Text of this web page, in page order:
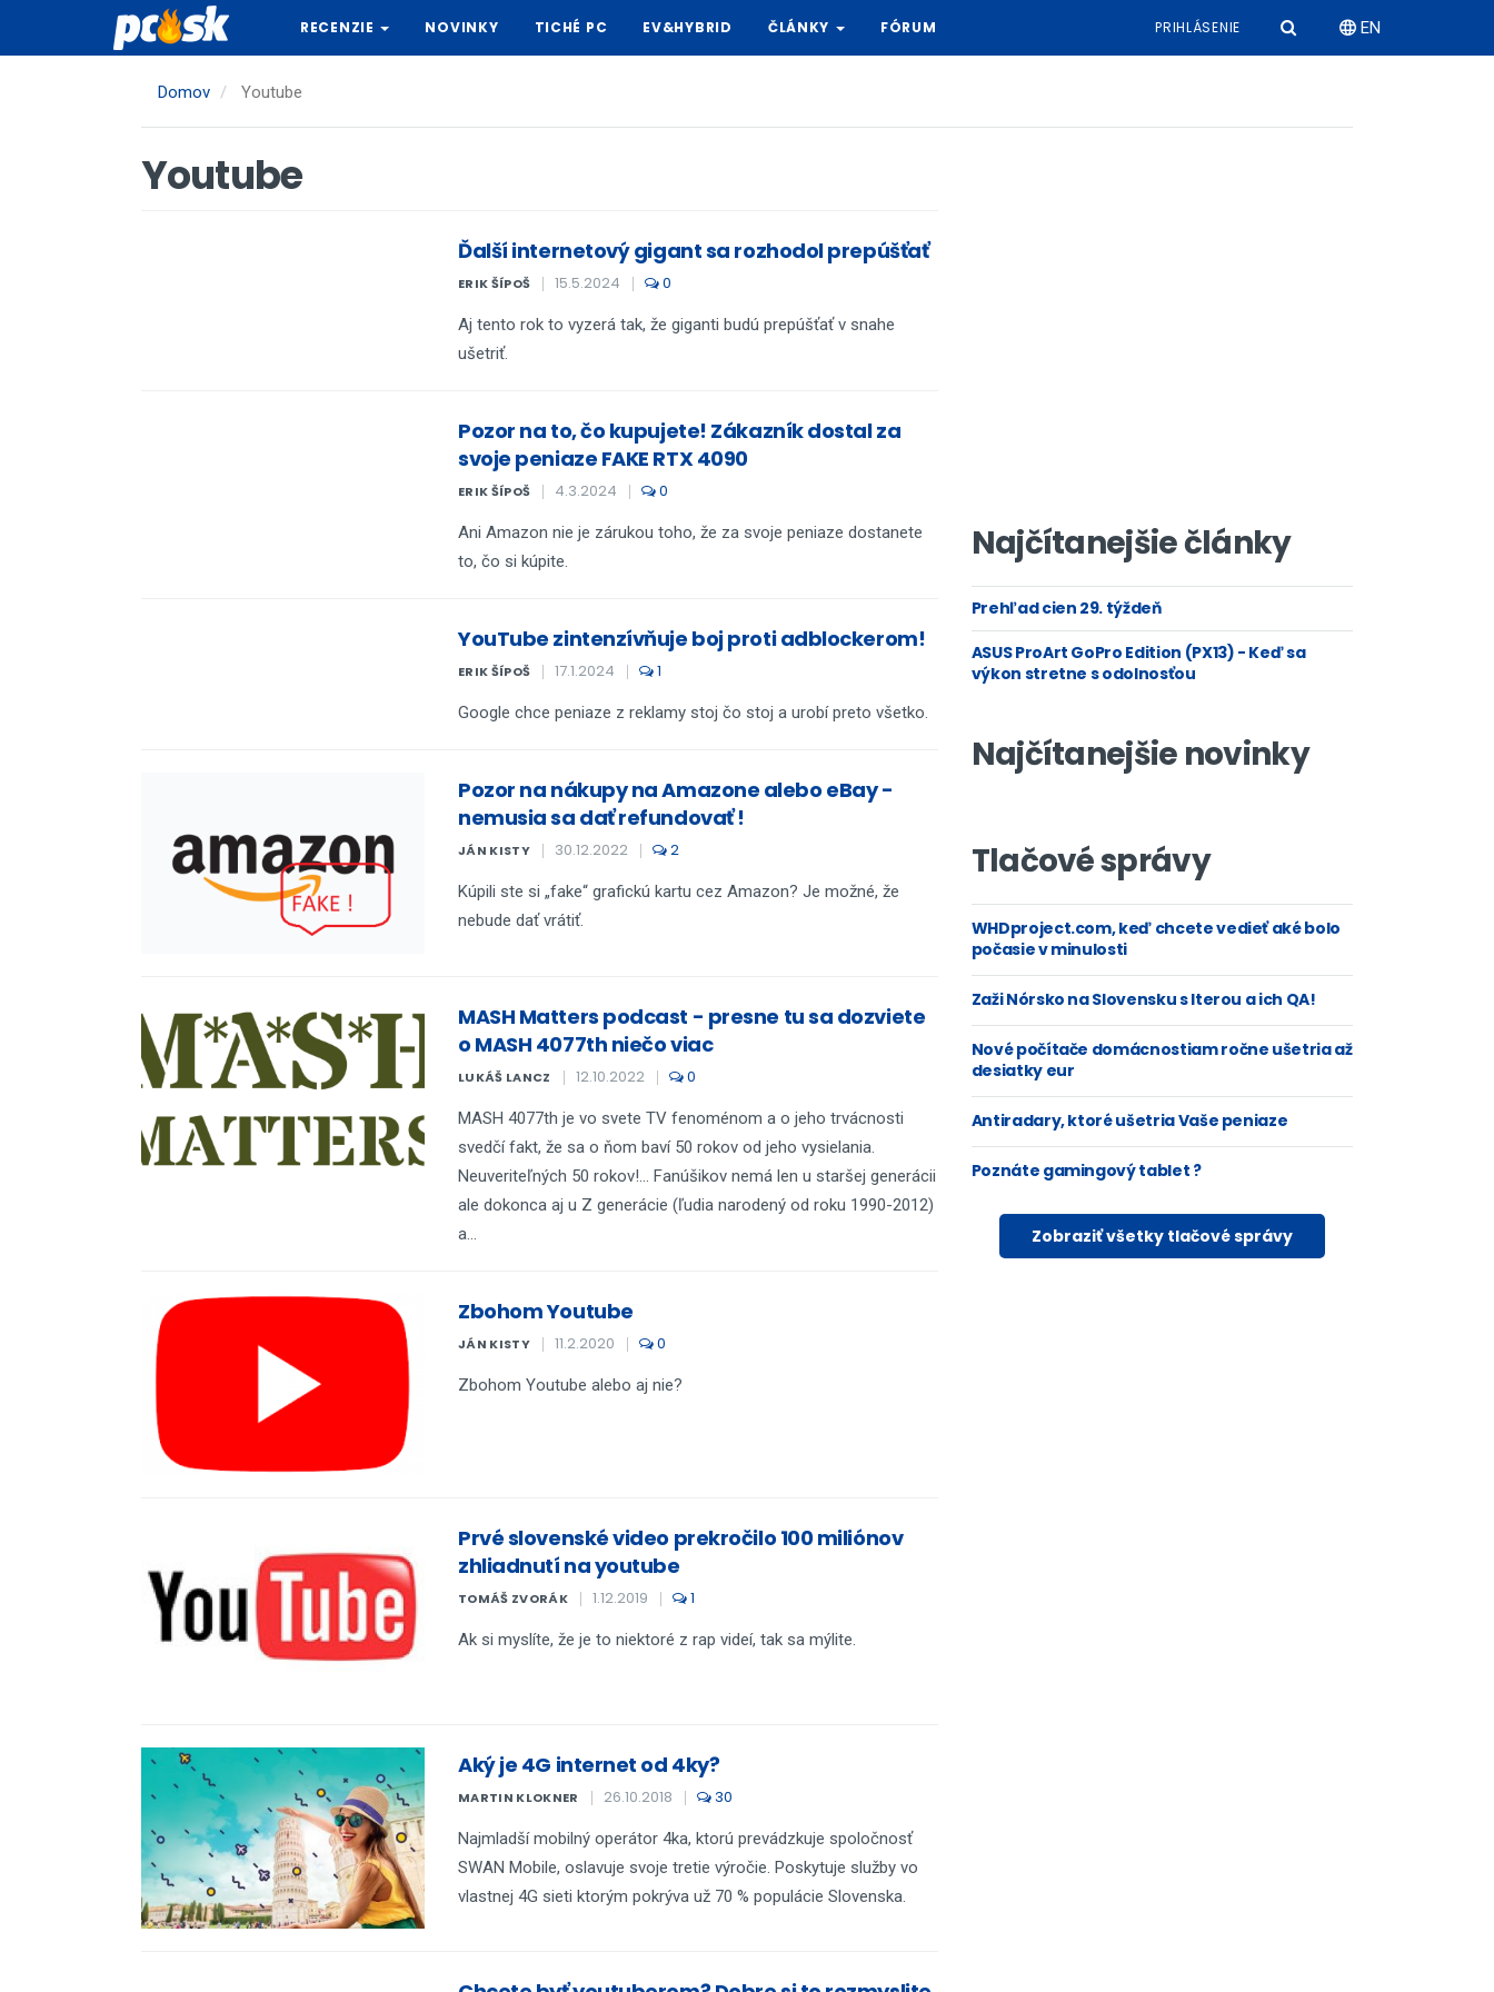
hlavný
RECENZIE NOVINKY TICHÉ PC EV&HYBRID ČLÁNKY FÓRUM PRIHLÁSENIE EN
Domov Youtube
Youtube
Ďalší internetový gigant sa rozhodol prepúšťať
ERIK ŠÍPOŠ 15.5.2024 0
Aj tento rok to vyzerá tak, že giganti budú prepúšťať v snahe
ušetriť.
Pozor na to, čo kupujete! Zákazník dostal za
svoje peniaze FAKE RTX 4090
ERIK ŠÍPOŠ 4.3.2024 0
Ani Amazon nie je zárukou toho, že za svoje peniaze dostanete
to, čo si kúpite.
YouTube zintenzívňuje boj proti adblockerom!
ERIK ŠÍPOŠ 17.1.2024 1
Google chce peniaze z reklamy stoj čo stoj a urobí preto všetko.
Pozor na nákupy na Amazone alebo eBay -
nemusia sa dať refundovať !
JÁN KISTY 30.12.2022 2
Kúpili ste si „fake“ grafickú kartu cez Amazon? Je možné, že
nebude dať vrátiť.
MASH Matters podcast - presne tu sa dozviete
o MASH 4077th niečo viac
LUKÁŠ LANCZ 12.10.2022 0
MASH 4077th je vo svete TV fenoménom a o jeho trvácnosti
svedčí fakt, že sa o ňom baví 50 rokov od jeho vysielania.
Neuveriteľných 50 rokov!... Fanúšikov nemá len u staršej generácii
ale dokonca aj u Z generácie (ľudia narodený od roku 1990-2012)
a...
Zbohom Youtube
JÁN KISTY 11.2.2020 0
Zbohom Youtube alebo aj nie?
Prvé slovenské video prekročilo 100 miliónov
zhliadnutí na youtube
TOMÁŠ ZVORÁK 1.12.2019 1
Ak si myslíte, že je to niektoré z rap videí, tak sa mýlite.
Aký je 4G internet od 4ky?
MARTIN KLOKNER 26.10.2018 30
Najmladší mobilný operátor 4ka, ktorú prevádzkuje spoločnosť
SWAN Mobile, oslavuje svoje tretie výročie. Poskytuje služby vo
vlastnej 4G sieti ktorým pokrýva už 70 % populácie Slovenska.
Najčítanejšie články
Prehľad cien 29. týždeň
ASUS ProArt GoPro Edition (PX13) - Keď sa
výkon stretne s odolnosťou
Najčítanejšie novinky
Tlačové správy
WHDproject.com, keď chcete vedieť aké bolo
počasie v minulosti
Zaži Nórsko na Slovensku s Iterou a ich QA!
Nové počítače domácnostiam ročne ušetria až
desiatky eur
Antiradary, ktoré ušetria Vaše peniaze
Poznáte gamingový tablet ?
Zobraziť všetky tlačové správy